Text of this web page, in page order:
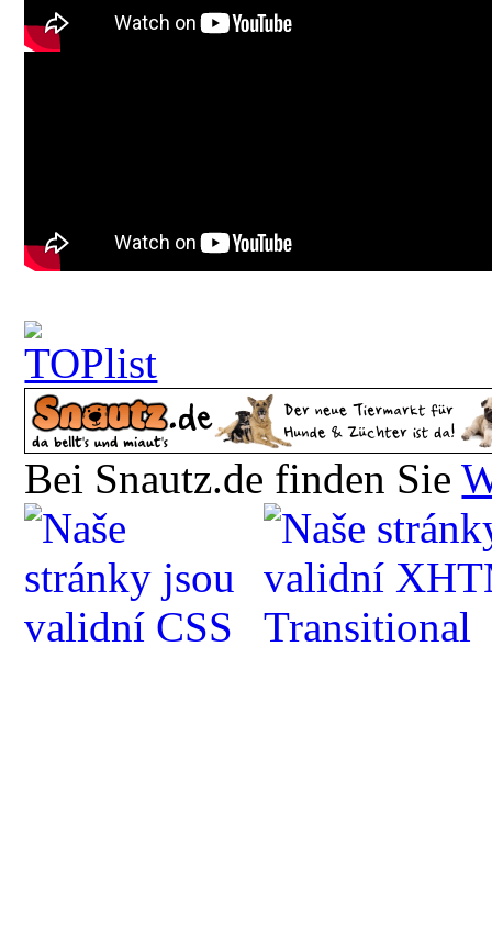
Bei Snautz.de finden Sie